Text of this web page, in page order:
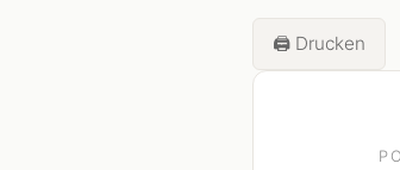
🖨️ Drucken